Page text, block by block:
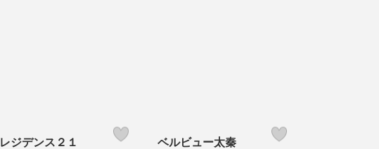
レジデンス２１ ベルビュー太秦